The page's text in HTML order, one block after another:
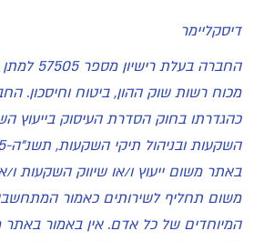
דיסקליימר
החברה בעלת
מכוח רשות שוק ההון, ביטוח וחיסכון.
כהגדרתו בחוק הסדרת העיסוק בייעוץ
באתר משום ייעוץ ו/או שיווק השקעות ו/
משום תחליף לשירותים כאמור
המיוחדים של כל אדם. אין באמור